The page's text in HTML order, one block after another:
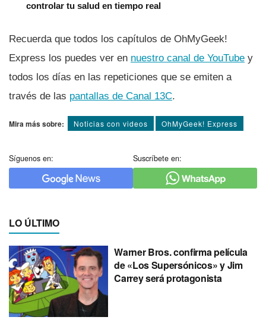
controlar tu salud en tiempo real
Recuerda que todos los capí­tulos de OhMyGeek!
Express los puedes ver en nuestro canal de YouTube y
todos los dí­as en las repeticiones que se emiten a
través de las pantallas de Canal 13C.
Mira más sobre: Noticias con videos OhMyGeek! Express
Síguenos en: Suscríbete en:
LO ÚLTIMO
Warner Bros. confirma película
de «Los Supersónicos» y Jim
Carrey será protagonista